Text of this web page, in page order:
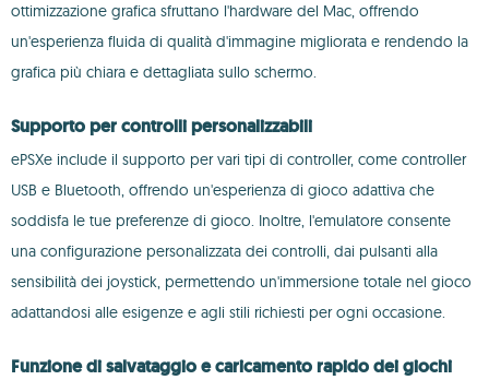
ottimizzazione grafica sfruttano l'hardware del Mac, offrendo
un'esperienza fluida di qualità d'immagine migliorata e rendendo la
grafica più chiara e dettagliata sullo schermo.
Supporto per controlli personalizzabili
ePSXe include il supporto per vari tipi di controller, come controller
USB e Bluetooth, offrendo un'esperienza di gioco adattiva che
soddisfa le tue preferenze di gioco. Inoltre, l'emulatore consente
una configurazione personalizzata dei controlli, dai pulsanti alla
sensibilità dei joystick, permettendo un'immersione totale nel gioco
adattandosi alle esigenze e agli stili richiesti per ogni occasione.
Funzione di salvataggio e caricamento rapido dei giochi